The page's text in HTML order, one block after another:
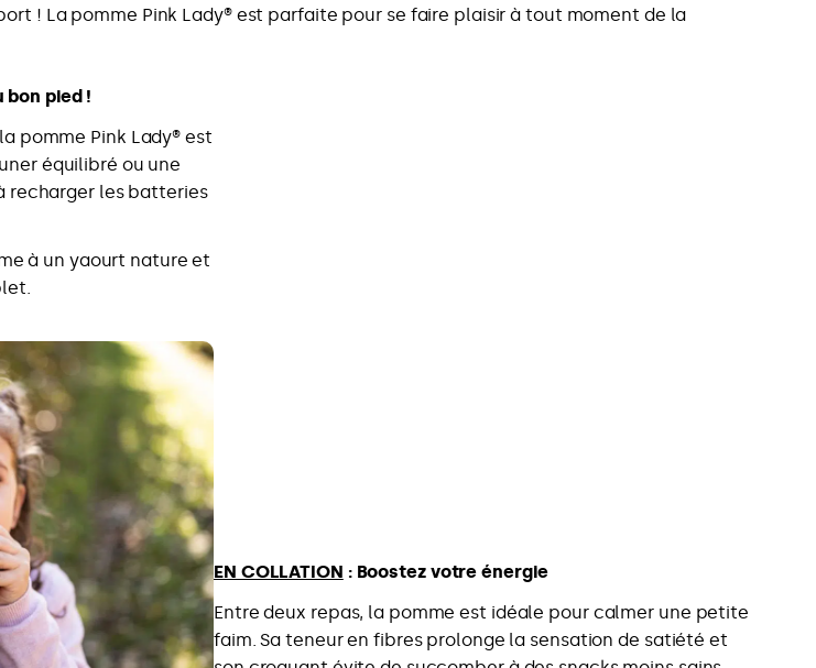
! La pomme Pink Lady® est parfaite pour se faire plaisir à tout moment de la
bon pied !
pomme Pink Lady® est
équilibré ou une
recharger les batteries
à un yaourt nature et
EN COLLATION : Boostez votre énergie
Entre deux repas, la pomme est idéale pour calmer une petite
faim. Sa teneur en fibres prolonge la sensation de satiété et